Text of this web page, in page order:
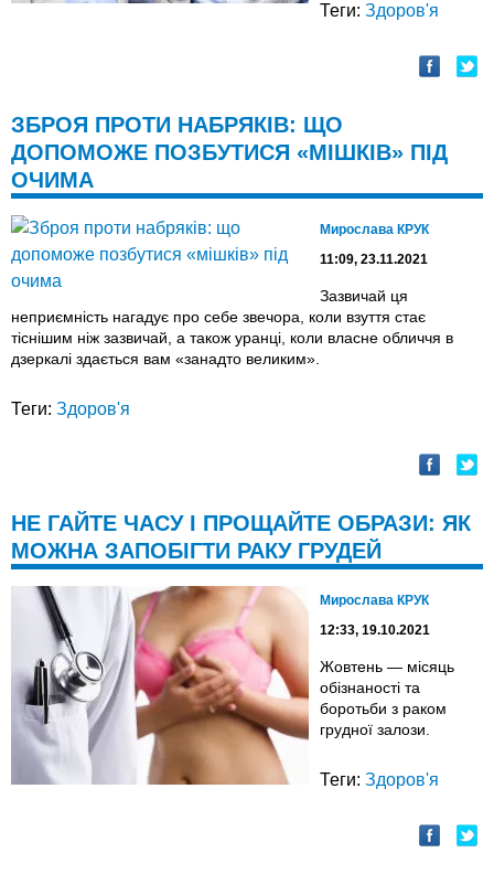
Теги: Здоров'я
ЗБРОЯ ПРОТИ НАБРЯКІВ: ЩО
ДОПОМОЖЕ ПОЗБУТИСЯ «МІШКІВ» ПІД
ОЧИМА
Мирослава КРУК
11:09, 23.11.2021
Зазвичай ця
неприємність нагадує про себе звечора, коли взуття стає
тіснішим ніж зазвичай, а також уранці, коли власне обличчя в
дзеркалі здається вам «занадто великим».
Теги: Здоров'я
НЕ ГАЙТЕ ЧАСУ І ПРОЩАЙТЕ ОБРАЗИ: ЯК
МОЖНА ЗАПОБІГТИ РАКУ ГРУДЕЙ
Мирослава КРУК
12:33, 19.10.2021
Жовтень — місяць
обізнаності та
боротьби з раком
грудної залози.
Теги: Здоров'я